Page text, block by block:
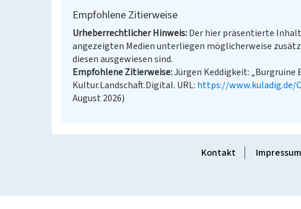
Empfohlene Zitierweise
Urheberrechtlicher Hinweis Der hier präsentierte
angezeigten Medien unterliegen möglicherweise
diesen ausgewiesen sind.
Empfohlene Zitierweise Jürgen Keddigkeit: „Burgruine
Kultur.Landschaft.Digital. URL: https://www.kuladig.de/
August 2026)
Kontakt Impressum